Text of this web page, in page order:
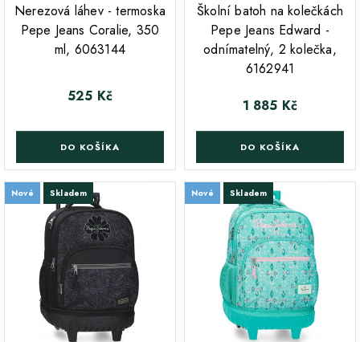
Nerezová láhev - termoska
Pepe Jeans Coralie, 350
ml, 6063144
Cena
525 Kč
DO KOŠÍKA
Školní batoh na kolečkách
Pepe Jeans Edward -
odnímatelný, 2 kolečka,
6162941
Cena
1 885 Kč
DO KOŠÍKA
Nové Skladem Nové Skladem